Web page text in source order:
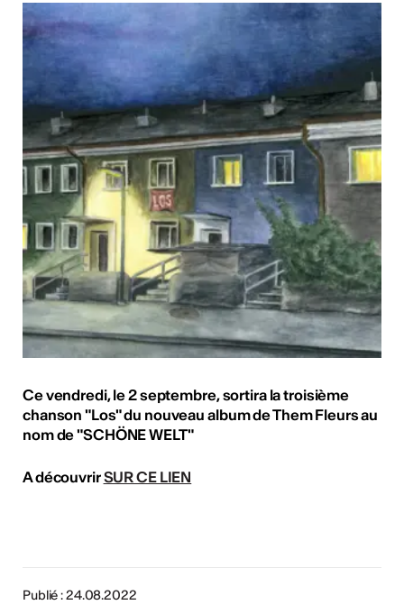
Ce vendredi, le 2 septembre, sortira la troisième
chanson "Los" du nouveau album de Them Fleurs au
nom de "SCHÖNE WELT"
A découvrirSUR CE LIEN
Publié : 24.08.2022